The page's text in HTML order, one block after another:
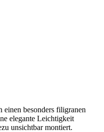
einen besonders filigranen
elegante Leichtigkeit
unsichtbar montiert.